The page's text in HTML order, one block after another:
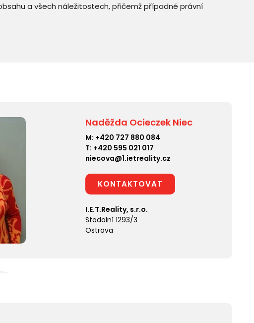
a všech náležitostech, přičemž případné právní
Naděžda Ocieczek Niec
M: +420 727 880 084
T: +420 595 021 017
niecova@1.ietreality.cz
KONTAKTOVAT
I.E.T.Reality, s.r.o.
Stodolní 1293/3
Ostrava